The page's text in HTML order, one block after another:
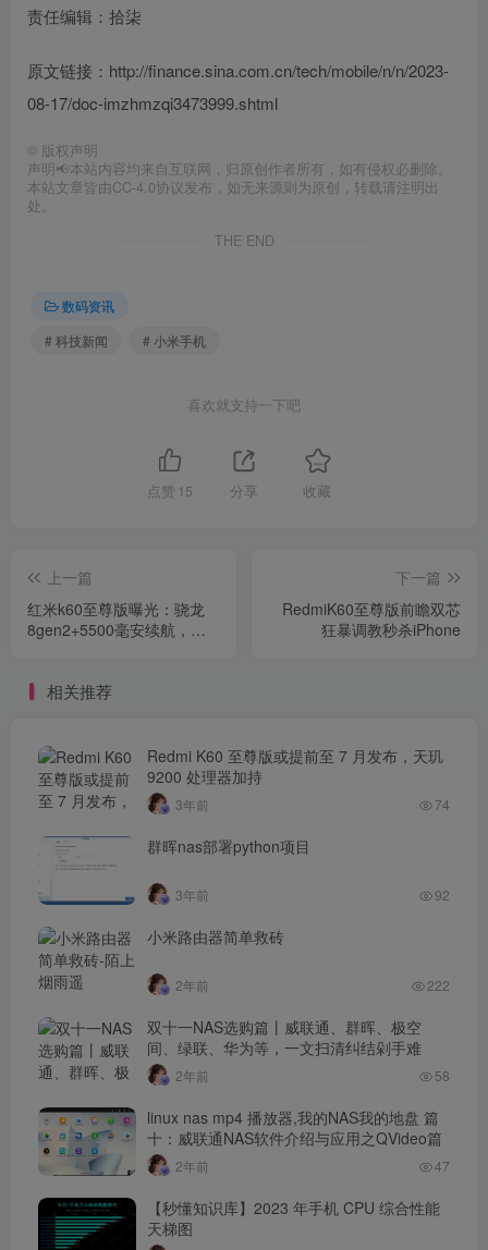
责任编辑：拾柒
原文链接：http://finance.sina.com.cn/tech/mobile/n/n/2023-
08-17/doc-imzhmzqi3473999.shtml
© 版权声明
声明📢本站内容均来自互联网，归原创作者所有，如有侵权必删除。
本站文章皆由CC-4.0协议发布，如无来源则为原创，转载请注明出
处。
THE END
数码资讯
# 科技新闻
# 小米手机
喜欢就支持一下吧
点赞 15 分享 收藏
上一篇
红米k60至尊版曝光：骁龙
8gen2+5500毫安续航，网
下一篇
RedmiK60至尊版前瞻双芯
狂暴调教秒杀iPhone
相关推荐
Redmi K60 至尊版或提前至 7 月发布，天玑
9200 处理器加持
3年前 74
群晖nas部署python项目
3年前 92
小米路由器简单救砖
2年前 222
双十一NAS选购篇丨威联通、群晖、极空
间、绿联、华为等，一文扫清纠结剁手难
2年前 58
linux nas mp4 播放器,我的NAS我的地盘 篇
十：威联通NAS软件介绍与应用之QVideo篇
2年前 47
【秒懂知识库】2023 年手机 CPU 综合性能
天梯图